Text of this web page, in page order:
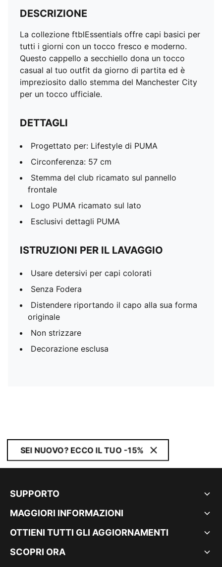
DESCRIZIONE
La collezione ftblEssentials offre capi basici per
tutti i giorni con un tocco fresco e moderno.
Questo cappello a secchiello dona un tocco
casual al tuo outfit da giorno di partita ed è
impreziosito dallo stemma del Manchester City
per un tocco ufficiale.
DETTAGLI
Progettato per: Lifestyle di PUMA
Circonferenza: 57 cm
Stemma del club ricamato sul pannello
frontale
Logo PUMA ricamato sul lato
Esclusivi dettagli PUMA
ISTRUZIONI PER IL LAVAGGIO
Usare detersivi per capi colorati
Senza Fodera
Distendere riportando il capo alla sua forma
originale
Non strizzare
Decorazione esclusa
SEI NUOVO? ECCO IL TUO -15%
SUPPORTO
MAGGIORI INFORMAZIONI
OTTIENI TUTTI GLI AGGIORNAMENTI
SCOPRI ORA